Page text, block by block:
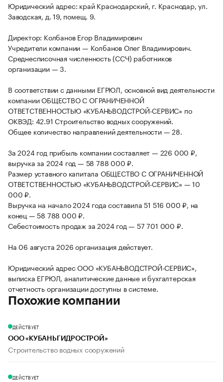
Юридический адрес: край Краснодарский, г. Краснодар, ул.
Заводская, д. 19, помещ. 9.
Директор: Колбанов Егор Владимирович
Учредители компании — Колбанов Олег Владимирович.
Среднесписочная численность (ССЧ) работников
организации — 3.
В соответствии с данными ЕГРЮЛ, основной вид деятельности
компании ОБЩЕСТВО С ОГРАНИЧЕННОЙ
ОТВЕТСТВЕННОСТЬЮ «КУБАНЬВОДСТРОЙ-СЕРВИС» по
ОКВЭД: 42.91 Строительство водных сооружений.
Общее количество направлений деятельности — 28.
За 2024 год прибыль компании составляет — 226 000 ₽,
выручка за 2024 год — 58 788 000 ₽.
Размер уставного капитала ОБЩЕСТВО С ОГРАНИЧЕННОЙ
ОТВЕТСТВЕННОСТЬЮ «КУБАНЬВОДСТРОЙ-СЕРВИС» — 10
000 ₽.
Выручка на начало 2024 года составила 51 516 000 ₽, на
конец — 58 788 000 ₽.
Себестоимость продаж за 2024 год — 57 701 000 ₽.
На 06 августа 2026 организация действует.
Юридический адрес ООО «КУБАНЬВОДСТРОЙ-СЕРВИС»,
выписка ЕГРЮЛ, аналитические данные и бухгалтерская
отчетность организации доступны в системе.
Похожие компании
ДЕЙСТВУЕТ
ООО «КУБАНЬГИДРОСТРОЙ»
Строительство водных сооружений
ДЕЙСТВУЕТ